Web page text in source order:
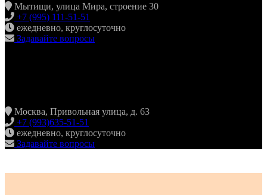
Мытищи, улица Мира, строение 30
+7 (995) 111-51-51
ежедневно, круглосуточно
Задавайте вопросы
Москва, Привольная улица, д. 63
+7 (993)635-51-51
ежедневно, круглосуточно
Задавайте вопросы